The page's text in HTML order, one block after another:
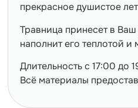
прекрасное душистое
Травница принесет в
наполнит его теплотой и
Длительность с 17:00 до
Всё материалы